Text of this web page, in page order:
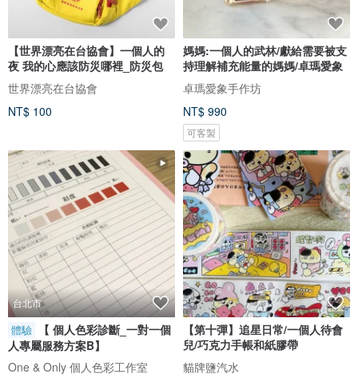
【世界漂亮在台協會】一個人的
夜 我的心應該防災哪裡_防災包
世界漂亮在台協會
NT$ 100
媽媽:一個人的武林/獻給需要被支
持理解補充能量的媽媽/卓瑪愛象
卓瑪愛象手作坊
NT$ 990
可客製
台北市
體驗
【 個人色彩診斷_一對一個
人專屬服務方案B】
One & Only 個人色彩工作室
【第十彈】追星日常/一個人待會
兒/巧克力手帳和紙膠帶
貓牌鹽汽水